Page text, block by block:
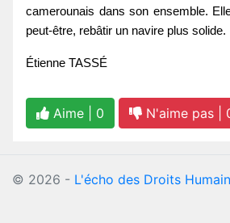
camerounais dans son ensemble.
peut-être, rebâtir un navire plus solide.
Étienne TASSÉ
Aime | 0 N'aime pas |
© 2026 - L'écho des Droits